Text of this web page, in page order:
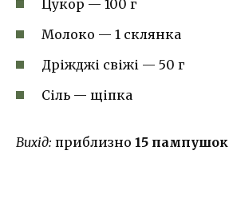
Цукор — 100 г
Молоко — 1 склянка
Дріжджі свіжі — 50 г
Сіль — щіпка
Вихід: приблизно 15 пампушок